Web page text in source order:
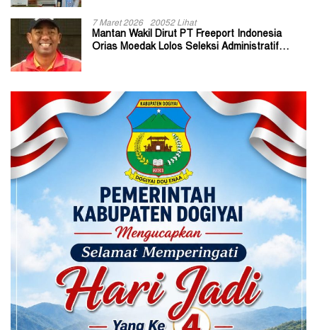
7 Maret 2026 20052 Lihat
Mantan Wakil Dirut PT Freeport Indonesia
Orias Moedak Lolos Seleksi Administratif